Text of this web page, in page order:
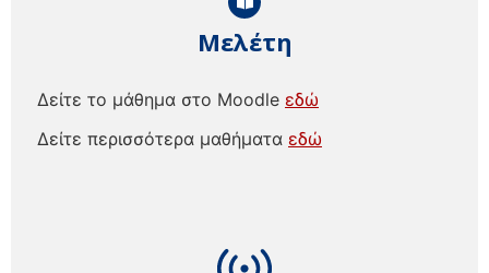
Μελέτη
Δείτε το μάθημα στο Moodle εδώ
Δείτε περισσότερα μαθήματα εδώ